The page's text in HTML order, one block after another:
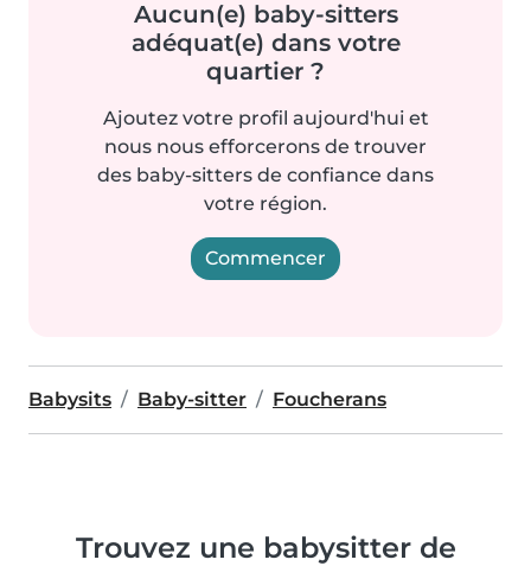
Aucun(e) baby-sitters
adéquat(e) dans votre
quartier ?
Ajoutez votre profil aujourd'hui et
nous nous efforcerons de trouver
des baby-sitters de confiance dans
votre région.
Commencer
Babysits Baby-sitter Foucherans
Trouvez une babysitter de